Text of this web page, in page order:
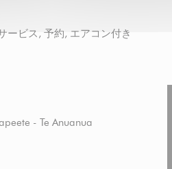
ービス, 予約, エアコン付き
- Te Anuanua